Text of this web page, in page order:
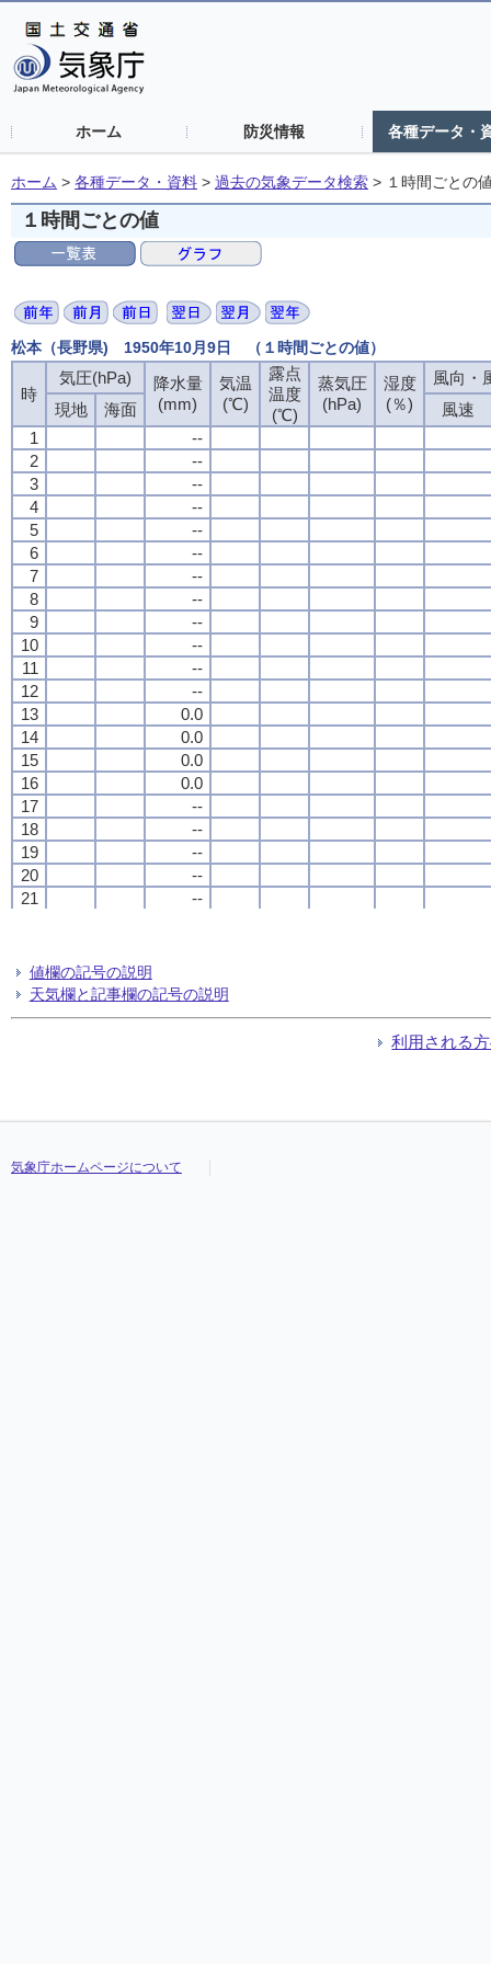
ホーム 防災情報 各種データ・
ホーム > 各種データ・資料 > 過去の気象データ検索 > １時間ごとの
１時間ごとの値
松本（長野県) 1950年10月9日 （１時間ごとの値）
時
気圧(hPa)
降水量
(mm)
気温
(℃)
露点
温度
(℃)
蒸気圧
(hPa)
湿度
(％)
風向・
現地
海面
風速
1
--
2
--
3
--
4
--
5
--
6
--
7
--
8
--
9
--
10
--
11
--
12
--
13
0.0
14
0.0
15
0.0
16
0.0
17
--
18
--
19
--
20
--
21
--
24
時
気圧(hPa)
降水量
(mm)
気温
(℃)
露点
温度
(℃)
蒸気圧
(hPa)
湿度
(％)
風向・
現地
海面
風速
1
--
2
--
3
--
4
--
5
--
6
--
7
--
8
--
9
--
10
--
11
--
12
--
13
0.0
14
0.0
15
0.0
16
0.0
17
--
18
--
19
--
20
--
21
--
24
時
気圧(hPa)
降水量
(mm)
気温
(℃)
露点
温度
(℃)
蒸気圧
(hPa)
湿度
(％)
風向・
現地
海面
風速
1
--
2
--
3
--
4
--
5
--
6
--
7
--
8
--
9
--
10
--
11
--
12
--
13
0.0
14
0.0
15
0.0
16
0.0
17
--
18
--
19
--
20
--
21
--
24
時
気圧(hPa)
降水量
(mm)
気温
(℃)
露点
温度
(℃)
蒸気圧
(hPa)
湿度
(％)
風向・
現地
海面
風速
1
--
2
--
3
--
4
--
5
--
6
--
7
--
8
--
9
--
10
--
11
--
12
--
13
0.0
14
0.0
15
0.0
16
0.0
17
--
18
--
19
--
20
--
21
--
24
値欄の記号の説明
天気欄と記事欄の記号の説明
利用される
気象庁ホームページについて